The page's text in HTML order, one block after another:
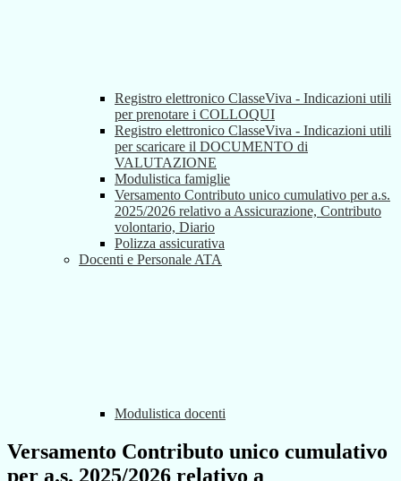
Registro elettronico ClasseViva - Indicazioni utili
per prenotare i COLLOQUI
Registro elettronico ClasseViva - Indicazioni utili
per scaricare il DOCUMENTO di
VALUTAZIONE
Modulistica famiglie
Versamento Contributo unico cumulativo per a.s.
2025/2026 relativo a Assicurazione, Contributo
volontario, Diario
Polizza assicurativa
Docenti e Personale ATA
Modulistica docenti
Versamento Contributo unico cumulativo
per a.s. 2025/2026 relativo a